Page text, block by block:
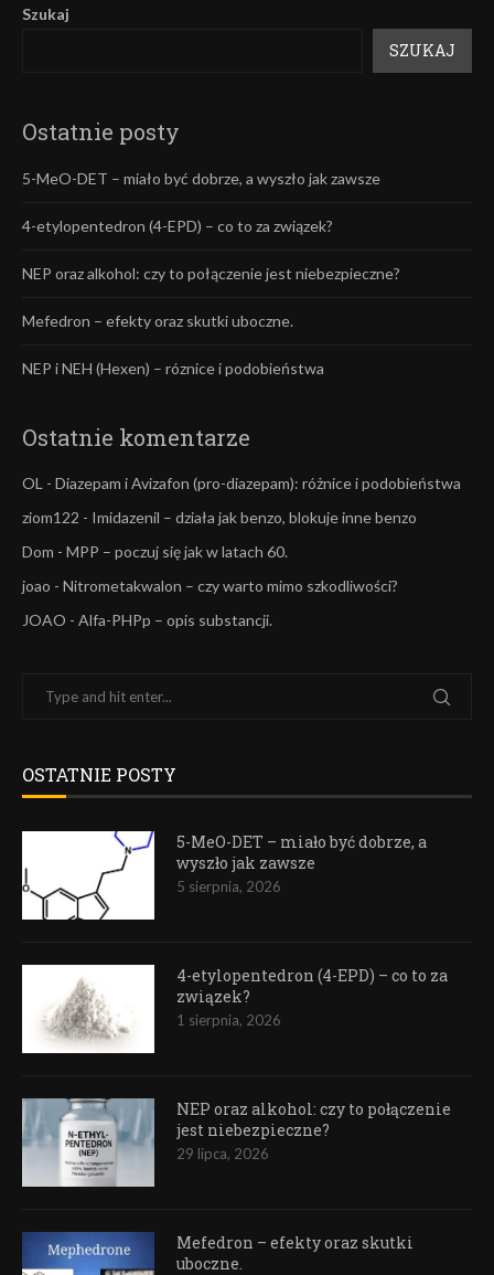
Szukaj
SZUKAJ
Ostatnie posty
5-MeO-DET – miało być dobrze, a wyszło jak zawsze
4-etylopentedron (4-EPD) – co to za związek?
NEP oraz alkohol: czy to połączenie jest niebezpieczne?
Mefedron – efekty oraz skutki uboczne.
NEP i NEH (Hexen) – róznice i podobieństwa
Ostatnie komentarze
OL - Diazepam i Avizafon (pro-diazepam): różnice i podobieństwa
ziom122 - Imidazenil – działa jak benzo, blokuje inne benzo
Dom - MPP – poczuj się jak w latach 60.
joao - Nitrometakwalon – czy warto mimo szkodliwości?
JOAO - Alfa-PHPp – opis substancji.
OSTATNIE POSTY
5-MeO-DET – miało być dobrze, a
wyszło jak zawsze
5 sierpnia, 2026
4-etylopentedron (4-EPD) – co to za
związek?
1 sierpnia, 2026
NEP oraz alkohol: czy to połączenie
jest niebezpieczne?
29 lipca, 2026
Mefedron – efekty oraz skutki
uboczne.